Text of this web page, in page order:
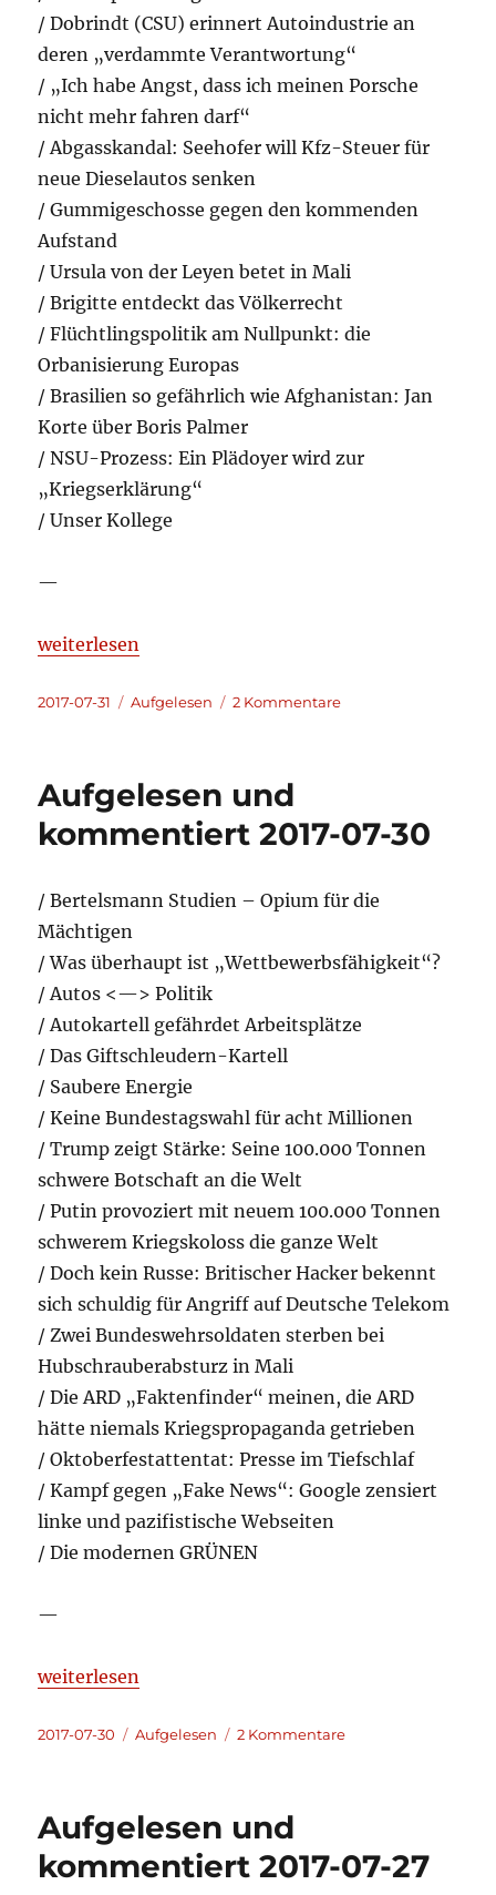
/ Dobrindt (CSU) erinnert Autoindustrie an
deren „verdammte Verantwortung“
/ „Ich habe Angst, dass ich meinen Porsche
nicht mehr fahren darf“
/ Abgasskandal: Seehofer will Kfz-Steuer für
neue Dieselautos senken
/ Gummigeschosse gegen den kommenden
Aufstand
/ Ursula von der Leyen betet in Mali
/ Brigitte entdeckt das Völkerrecht
/ Flüchtlingspolitik am Nullpunkt: die
Orbanisierung Europas
/ Brasilien so gefährlich wie Afghanistan: Jan
Korte über Boris Palmer
/ NSU-Prozess: Ein Plädoyer wird zur
„Kriegserklärung“
/ Unser Kollege
—
„Aufgelesen und kommentiert 2017-07-31“
weiterlesen
Veröffentlicht
2017-07-31 Kategorien
Aufgelesen 2 Kommentarezu
31
Aufgelesen und
kommentiert 2017-07-30
/ Bertelsmann Studien – Opium für die
Mächtigen
/ Was überhaupt ist „Wettbewerbsfähigkeit“?
/ Autos <—> Politik
/ Autokartell gefährdet Arbeitsplätze
/ Das Giftschleudern-Kartell
/ Saubere Energie
/ Keine Bundestagswahl für acht Millionen
/ Trump zeigt Stärke: Seine 100.000 Tonnen
schwere Botschaft an die Welt
/ Putin provoziert mit neuem 100.000 Tonnen
schwerem Kriegskoloss die ganze Welt
/ Doch kein Russe: Britischer Hacker bekennt
sich schuldig für Angriff auf Deutsche Telekom
/ Zwei Bundeswehrsoldaten sterben bei
Hubschrauberabsturz in Mali
/ Die ARD „Faktenfinder“ meinen, die ARD
hätte niemals Kriegspropaganda getrieben
/ Oktoberfestattentat: Presse im Tiefschlaf
/ Kampf gegen „Fake News“: Google zensiert
linke und pazifistische Webseiten
/ Die modernen GRÜNEN
—
„Aufgelesen und kommentiert 2017-07-30“
weiterlesen
Veröffentlicht
2017-07-30 Kategorien
Aufgelesen 2 Kommentarezu
30
Aufgelesen und
kommentiert 2017-07-27